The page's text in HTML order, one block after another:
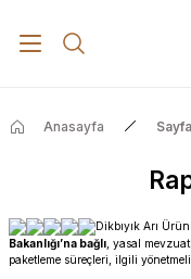
Anasayfa
Dikbıyık Arı
Bakanlığı’na bağlı , yasal
paketleme süreçleri, ilgili